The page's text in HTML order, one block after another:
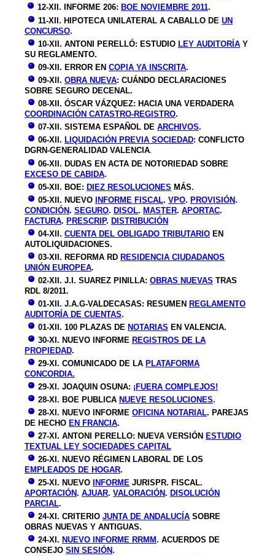
12-X II. INFORME 206: BOE NOVIEMBRE 2011.
11-X II. HIPOTECA UNILATERAL A CABALLO DE UN
CONCURSO.
10-X II. ANTONI PERELLÓ: ESTUDIO LEY AUDITORÍA Y
SU REGLAMENTO.
09-X II. ERROR EN COPIA YA INSCRITA.
09-X II. OBRA NUEVA: CUÁNDO DECLARACIONES
SOBRE SEGURO DECENAL.
08-X II. ÓSCAR VÁZQUEZ: HACIA UNA VERDADERA
COORDINACIÓN CATASTRO-REGISTRO.
07-X II. SISTEMA ESPAÑOL DE ARCHIVOS.
06-X II. LIQUIDACIÓN PREVIA SOCIEDAD: CONFLICTO
DGRN-GENERALIDAD VALENCIA.
06-XII. DUDAS EN ACTA DE NOTORIEDAD SOBRE
EXCESO DE CABIDA.
05-XII. BOE: DIEZ RESOLUCIONES MÁS.
05-XII. NUEVO
INFORME FISCAL. VPO. PROVISIÓN.
CONDICIÓN. SEGURO. DISOL. MASTER. APORTAC.
FACTURA. PRESCRIP. DISTRIBUCIÓN
04-XII. CUENTA DEL OBLIGADO TRIBUTARIO EN
AUTOLIQUIDACIONES.
03-XII. REFORMA RD RESIDENCIA CIUDADANOS
UNIÓN EUROPEA.
02-XII. J.I. SUAREZ PINILLA: OBRAS NUEVAS TRAS
RDL 8/2011.
01-XII. J.A.G-VALDECASAS: RESUMEN REGLAMENTO
AUDITORÍA DE CUENTAS.
01-XII. 100 PLAZAS DE NOTARIAS EN VALENCIA.
30-XI. NUEVO INFORME REGISTROS DE LA
PROPIEDAD.
29-XI. COMUNICADO DE LA PLATAFORMA
CONCORDIA.
29-XI. JOAQUIN OSUNA: ¡FUERA COMPLEJOS!
28-XI. BOE PUBLICA NUEVE RESOLUCIONES.
28-XI. NUEVO INFORME OFICINA NOTARIAL. PAREJAS
DE HECHO EN FRANCIA.
27-XI. ANTONI PERELLO: NUEVA VERSIÓN ESTUDIO
TEXTUAL LEY SOCIEDADES CAPITAL
26-XI. NUEVO RÉGIMEN LABORAL DE LOS
EMPLEADOS DE HOGAR.
25-XI. NUEVO
INFORME JURISPR. FISCAL.
APORTACIÓN. AJUAR. VALORACIÓN. DISOLUCIÓN
PARCIAL.
24-XI. CRITERIO JUNTA DE ANDALUCÍA SOBRE
OBRAS NUEVAS Y ANTIGUAS.
24-XI. NUEVO INFORME RRMM. ACUERDOS DE
CONSEJO SIN SESIÓN.